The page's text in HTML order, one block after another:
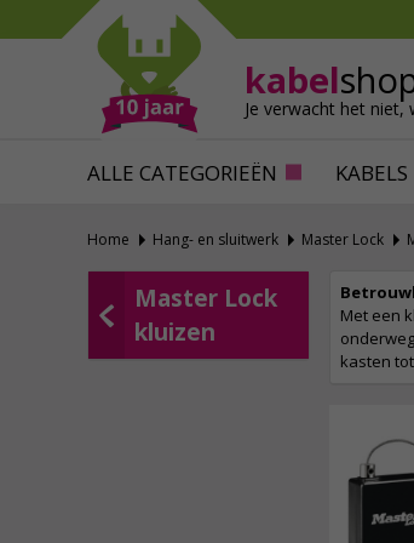
kabel
Je verwacht het niet,
ALLE CATEGORIEËN KABELS
Mollen verjagen
Slakken bestrijden
Katten verjagen
Alles tegen ongedierte
Home Hang- en sluitwerk Master Lock
Master Lock
kluizen
Met een
kasten